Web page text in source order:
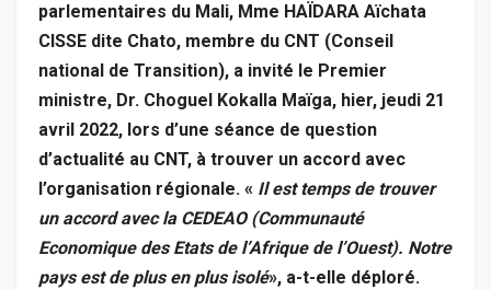
parlementaires du Mali, Mme HAÏDARA Aïchata
CISSE dite Chato, membre du CNT (Conseil
national de Transition), a invité le Premier
ministre, Dr. Choguel Kokalla Maïga, hier, jeudi 21
avril 2022, lors d’une séance de question
d’actualité au CNT, à trouver un accord avec
l’organisation régionale. « Il est temps de trouver
un accord avec la CEDEAO (Communauté
Economique des Etats de l’Afrique de l’Ouest). Notre
pays est de plus en plus isolé», a-t-elle déploré.